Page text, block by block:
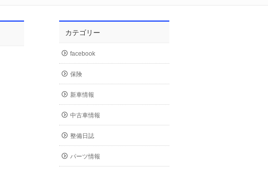
カテゴリー
facebook
保険
新車情報
中古車情報
整備日誌
パーツ情報